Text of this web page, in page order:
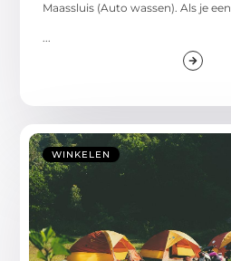
Maassluis (Auto wassen). Als je een
WINKELEN